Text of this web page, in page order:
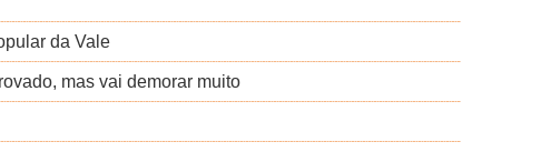
da Vale
mas vai demorar muito